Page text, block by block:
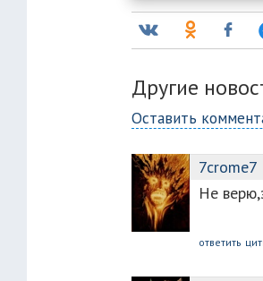
Другие
Оставить
7crome7
Не
ответить